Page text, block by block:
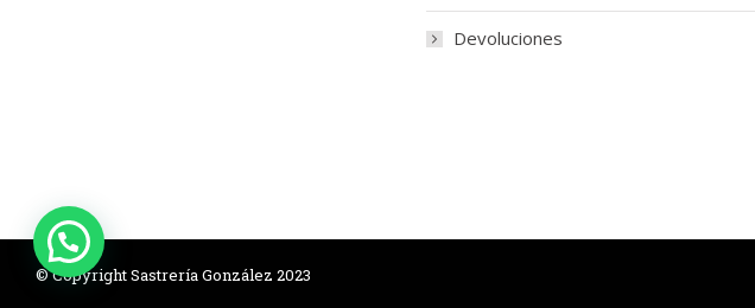
Devoluciones
© Copyright Sastrería González 2023